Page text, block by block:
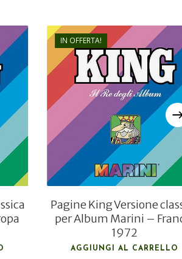
IN OFFERTA!
€ 24,00
€9,60
Pagine King Versione
per Album Marini –
1972
AGGIUNGI AL CARRELLO